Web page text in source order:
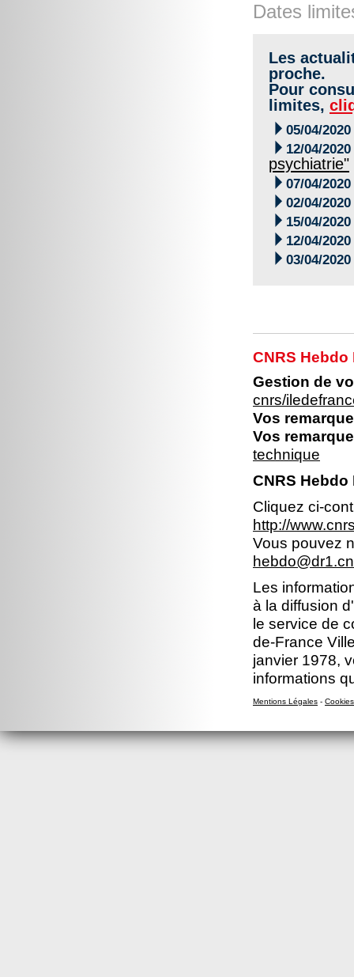
Dates
Les
proche.
Pour
limites,
 05/04/2020
 12/04/2020
psychiatrie"
 07/04/2020
 02/04/2020
 15/04/2020
 12/04/2020
 03/04/2020
CNRS
Gestion de
cnrs/
Vos
Vos
technique
CNRS
Cliquez ci-
http://
Vous pouvez
Les
à la diffusion
le service de
de-France
janvier 1978,
informations
Mentions Légales - Cookies